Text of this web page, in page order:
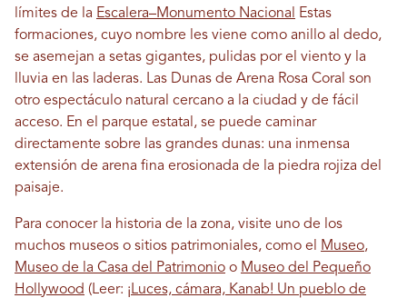
límites de la Escalera–Monumento Nacional
Estas
formaciones, cuyo nombre les viene como anillo al dedo,
se asemejan a setas gigantes, pulidas por el viento y la
lluvia en las laderas. Las Dunas de Arena Rosa Coral son
otro espectáculo natural cercano a la ciudad y de fácil
acceso. En el parque estatal, se puede caminar
directamente sobre las grandes dunas: una inmensa
extensión de arena fina erosionada de la piedra rojiza del
paisaje.
Para conocer la historia de la zona, visite uno de los
muchos museos o sitios patrimoniales, como el
Museo,
Museo de la Casa del Patrimonio o Museo del Pequeño
Hollywood (Leer: ¡Luces, cámara, Kanab! Un pueblo de